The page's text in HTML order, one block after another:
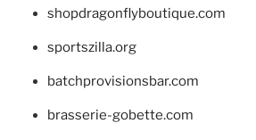
shopdragonflyboutique.com
sportszilla.org
batchprovisionsbar.com
brasserie-gobette.com